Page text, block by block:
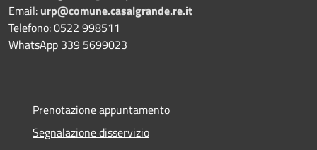
Email: urp@comune.casalgrande.re.it
Telefono: 0522 998511
WhatsApp 339 5699023
Prenotazione appuntamento
Segnalazione disservizio